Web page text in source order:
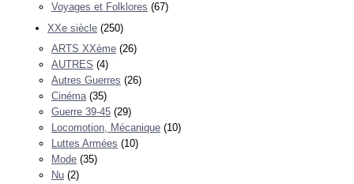
Voyages et Folklores (67)
XXe siècle (250)
ARTS XXème (26)
AUTRES (4)
Autres Guerres (26)
Cinéma (35)
Guerre 39-45 (29)
Locomotion, Mécanique (10)
Luttes Armées (10)
Mode (35)
Nu (2)